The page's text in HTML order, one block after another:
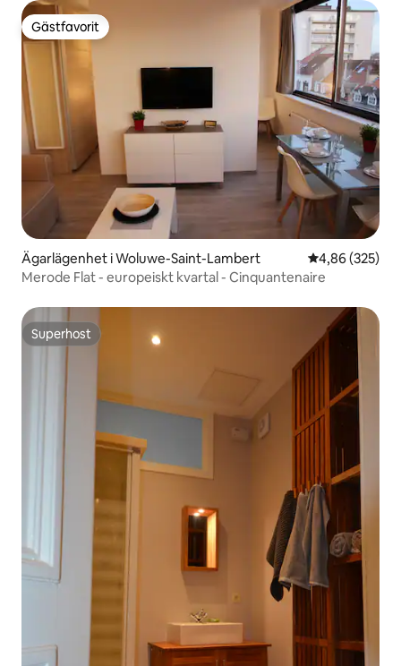
Gästfavorit
Gästfavorit
Ägarlägenhet i Woluwe-Saint-Lambert 4,86 av 5 i
4,86 (325)
Merode Flat - europeiskt kvartal - Cinquantenaire
Superhost
Superhost